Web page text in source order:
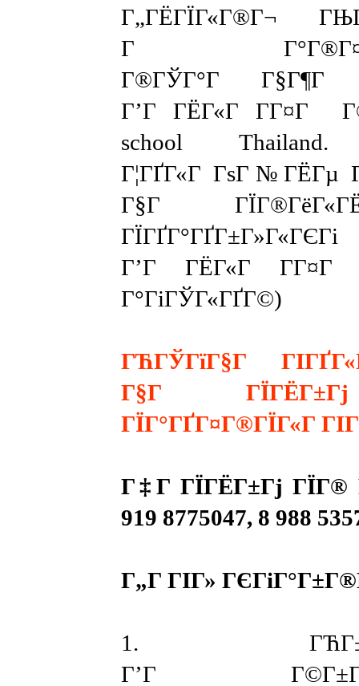
Г„ГЁГЇГ«Г®Г¬
Г
Г®ГЎГ°Г
Г’Г ГЁГ«Г Г­Г¤Г
school Thailand.
Г¦ГҐГ«Г ГѕГ№ГЁГµ
Г§Г
Г’Г ГЁГ«Г
Г°ГіГЎГ«ГҐГ©)
ГЋГЎГїГ§Г
Г§Г
ГЇГ°ГҐГ¤Г®ГЇГ«Г
Г‡Г ГЇГЁГ±Гј ГЇГ®
919 8775047, 8 988
Г„Г ГІГ»
1.
Г’Г